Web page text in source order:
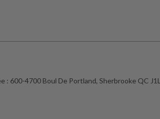
: 600-4700 Boul De Portland, Sherbrooke QC